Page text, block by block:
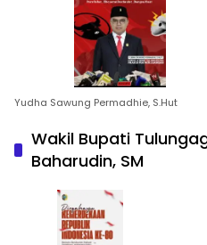
Yudha Sawung Permadhie, S.Hut
Wakil Bupati
Baharudin, SM